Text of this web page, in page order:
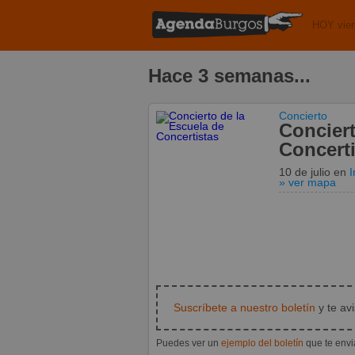
HOY
Hace 3 semanas...
Concierto
10 de julio en
» ver mapa
Suscríbete a nuestro boletín y te
Puedes ver un ejemplo del boletín que te